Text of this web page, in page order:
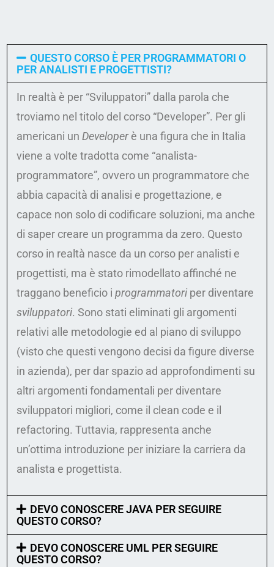
QUESTO CORSO È PER PROGRAMMATORI O
PER ANALISTI E PROGETTISTI?
In realtà è per “Sviluppatori” dalla parola che
troviamo nel titolo del corso “Developer”. Per gli
americani un Developerè una figura che in Italia
viene a volte tradotta come “analista-
programmatore”, ovvero un programmatore che
abbia capacità di analisi e progettazione, e
capace non solo di codificare soluzioni, ma anche
di saper creare un programma da zero. Questo
corso in realtà nasce da un corso per analisti e
progettisti, ma è stato rimodellato affinché ne
traggano beneficio i programmatori per diventare
sviluppatori. Sono stati eliminati gli argomenti
relativi alle metodologie ed al piano di sviluppo
(visto che questi vengono decisi da figure diverse
in azienda), per dar spazio ad approfondimenti su
altri argomenti fondamentali per diventare
sviluppatori migliori, come il clean code e il
refactoring. Tuttavia, rappresenta anche
un’ottima introduzione per iniziare la carriera da
analista e progettista.
DEVO CONOSCERE JAVA PER SEGUIRE
QUESTO CORSO?
DEVO CONOSCERE UML PER SEGUIRE
QUESTO CORSO?